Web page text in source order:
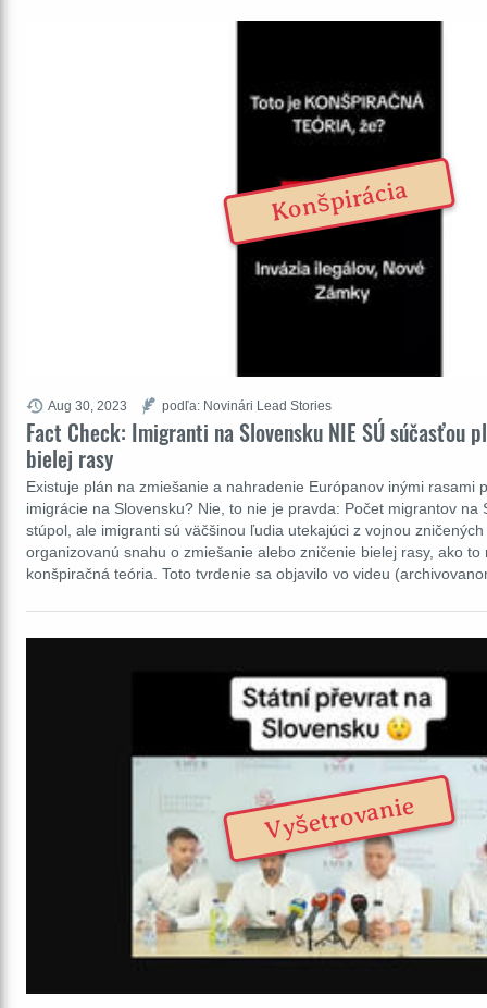
Fact Check: Imigranti na Slovensku NIE SÚ súčasťou
bielej rasy
Existuje plán na zmiešanie a nahradenie Európanov inými rasami
imigrácie na Slovensku? Nie, to nie je pravda: Počet migrantov na
stúpol, ale imigranti sú väčšinou ľudia utekajúci z vojnou
organizovanú snahu o zmiešanie alebo zničenie bielej rasy, ako to
konšpiračná teória. Toto tvrdenie sa objavilo vo videu
Aug 30, 2023 podľa: Novinári Lead Stories
Konšpirácia
Vyšetrovanie